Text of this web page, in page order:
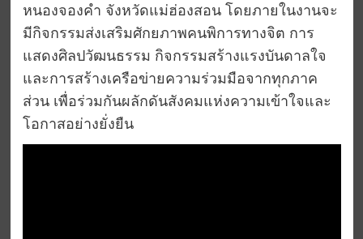
หนองจองคำ จังหวัดแม่ฮ่องสอน โดยภายในงานจะ
มีกิจกรรมส่งเสริมศักยภาพคนพิการทางจิต การ
แสดงศิลปวัฒนธรรม กิจกรรมสร้างแรงบันดาลใจ
และการสร้างเครือข่ายความร่วมมือจากทุกภาค
ส่วน เพื่อร่วมกันผลักดันสังคมแห่งความเข้าใจและ
โอกาสอย่างยั่งยืน